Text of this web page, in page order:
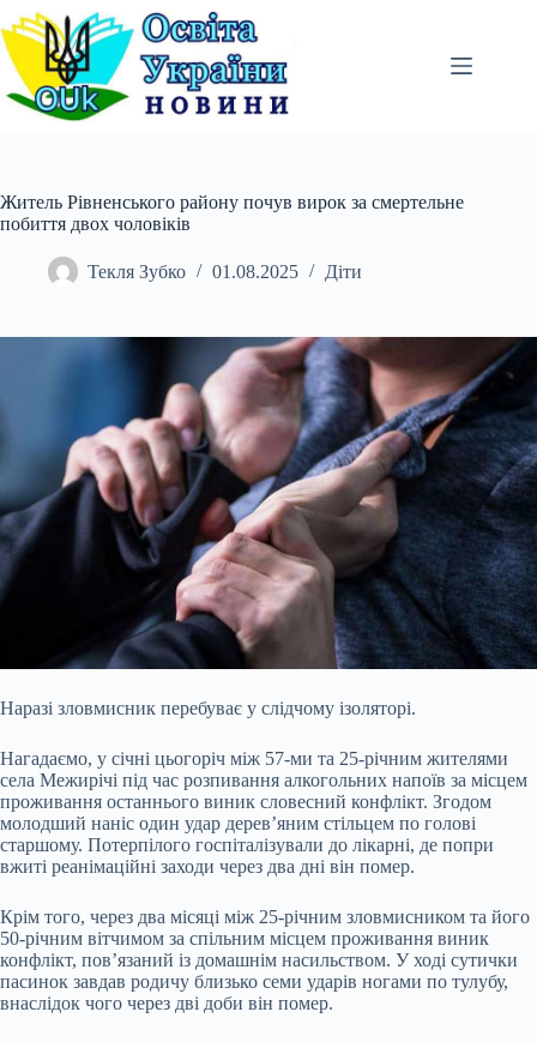
Перейти
до
вмісту
Житель Рівненського району почув вирок за смертельне
побиття двох чоловіків
Текля Зубко 01.08.2025 Діти
Наразі зловмисник перебуває у слідчому ізоляторі.
Нагадаємо, у січні цьогоріч між 57-ми та 25-річним жителями
села Межирічі під час розпивання алкогольних напоїв за місцем
проживання останнього виник словесний конфлікт. Згодом
молодший наніс один удар дерев’яним стільцем по голові
старшому. Потерпілого госпіталізували до лікарні, де попри
вжиті реанімаційні заходи через два дні він помер.
Крім того, через два місяці між 25-річним зловмисником та його
50-річним вітчимом за спільним місцем проживання виник
конфлікт, пов’язаний із домашнім насильством. У ході сутички
пасинок завдав родичу близько семи ударів ногами по тулубу,
внаслідок чого через дві доби він помер.